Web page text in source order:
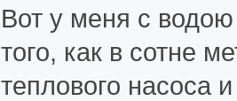
Вот у меня с
того, как в сотне
теплового насоса